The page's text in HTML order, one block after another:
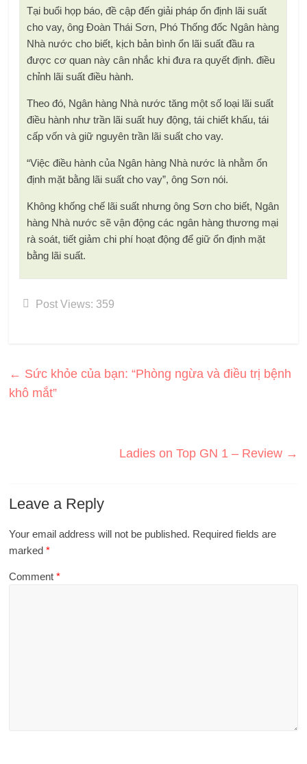
Tại buổi họp báo, đề cập đến giải pháp ổn định lãi suất
cho vay, ông Đoàn Thái Sơn, Phó Thống đốc Ngân hàng
Nhà nước cho biết, kịch bản bình ổn lãi suất đầu ra
được cơ quan này cân nhắc khi đưa ra quyết định. điều
chỉnh lãi suất điều hành.
Theo đó, Ngân hàng Nhà nước tăng một số loại lãi suất
điều hành như trần lãi suất huy động, tái chiết khấu, tái
cấp vốn và giữ nguyên trần lãi suất cho vay.
“Việc điều hành của Ngân hàng Nhà nước là nhằm ổn
định mặt bằng lãi suất cho vay”, ông Sơn nói.
Không khống chế lãi suất nhưng ông Sơn cho biết, Ngân
hàng Nhà nước sẽ vận động các ngân hàng thương mại
rà soát, tiết giảm chi phí hoạt động để giữ ổn định mặt
bằng lãi suất.
Post Views: 359
← Sức khỏe của bạn: “Phòng ngừa và điều trị bệnh
khô mắt”
Ladies on Top GN 1 – Review →
Leave a Reply
Your email address will not be published. Required fields are
marked*
Comment*